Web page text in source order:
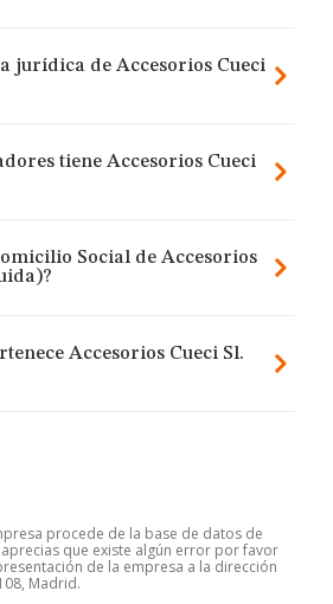
jurídica de Accesorios Cueci
tiene Accesorios Cueci
Social de Accesorios
Accesorios Cueci Sl.
procede de la base de datos de
aprecias que existe algún error por favor
de la empresa a la dirección
Madrid.